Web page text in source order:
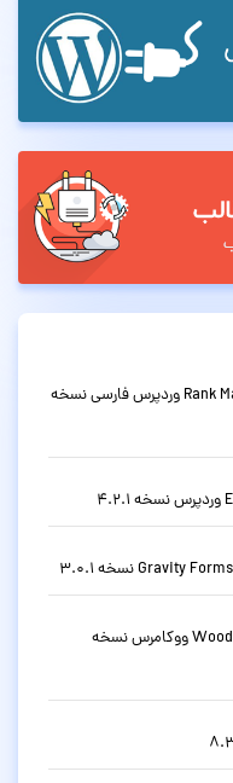
دانلود افزونه سئو حرفه ای رنک مث Rank Math Pro وردپرس فارسی نسخه
قالب فروشگاهی چندمنظوره وودمارت WoodMart ووکامرس نسخه